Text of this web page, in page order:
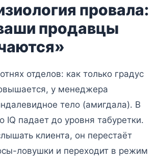
провала:
продавцы
отделов: как только градус
у менеджера
тело (амигдала). В
IQ падает до уровня табуретки.
клиента, он перестаёт
ловушки и переходит в режим